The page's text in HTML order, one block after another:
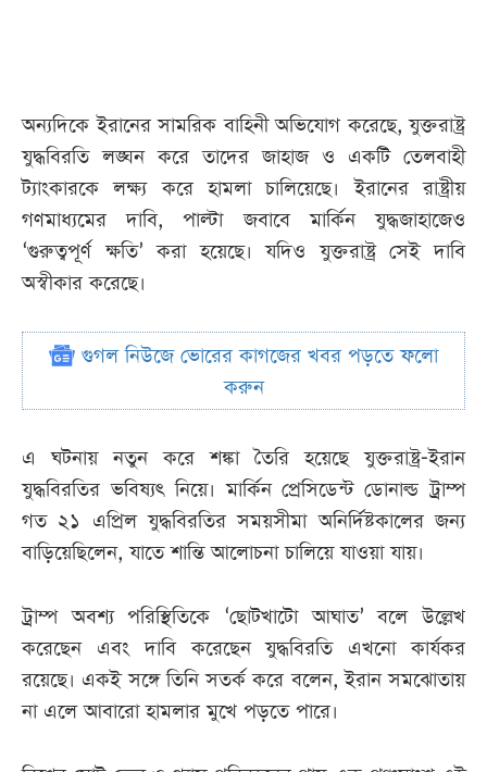
অন্যদিকে ইরানের সামরিক বাহিনী অভিযোগ করেছে, যুক্তরাষ্ট্র
যুদ্ধবিরতি লঙ্ঘন করে তাদের জাহাজ ও একটি তেলবাহী
ট্যাংকারকে লক্ষ্য করে হামলা চালিয়েছে। ইরানের রাষ্ট্রীয়
গণমাধ্যমের দাবি, পাল্টা জবাবে মার্কিন যুদ্ধজাহাজেও
‘গুরুত্বপূর্ণ ক্ষতি’ করা হয়েছে। যদিও যুক্তরাষ্ট্র সেই দাবি
অস্বীকার করেছে।
গুগল নিউজে ভোরের কাগজের খবর পড়তে ফলো
করুন
এ ঘটনায় নতুন করে শঙ্কা তৈরি হয়েছে যুক্তরাষ্ট্র-ইরান
যুদ্ধবিরতির ভবিষ্যৎ নিয়ে। মার্কিন প্রেসিডেন্ট ডোনাল্ড ট্রাম্প
গত ২১ এপ্রিল যুদ্ধবিরতির সময়সীমা অনির্দিষ্টকালের জন্য
বাড়িয়েছিলেন, যাতে শান্তি আলোচনা চালিয়ে যাওয়া যায়।
ট্রাম্প অবশ্য পরিস্থিতিকে ‘ছোটখাটো আঘাত’ বলে উল্লেখ
করেছেন এবং দাবি করেছেন যুদ্ধবিরতি এখনো কার্যকর
রয়েছে। একই সঙ্গে তিনি সতর্ক করে বলেন, ইরান সমঝোতায়
না এলে আবারো হামলার মুখে পড়তে পারে।